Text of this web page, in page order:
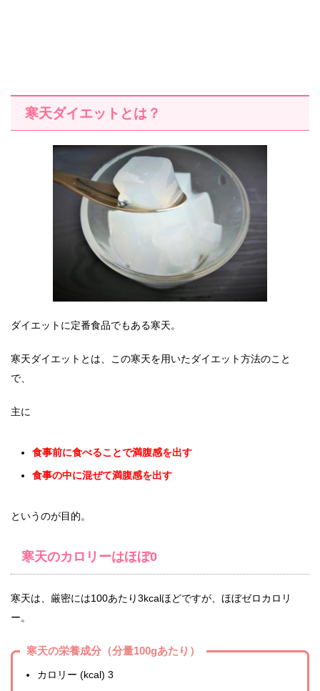
寒天ダイエットとは？
ダイエットに定番食品でもある寒天。
寒天ダイエットとは、この寒天を用いたダイエット方法のこと
で、
主に
食事前に食べることで満腹感を出す
食事の中に混ぜて満腹感を出す
というのが目的。
寒天のカロリーはほぼ0
寒天は、厳密には100あたり3kcalほどですが、ほぼゼロカロリ
ー。
寒天の栄養成分（分量100gあたり）
カロリー (kcal) 3